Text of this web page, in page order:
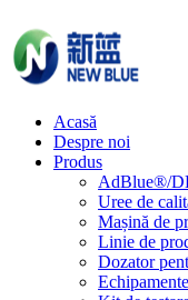
Acasă
Despre noi
Produs
AdBlue®/
Uree de
Mașină de
Linie de
Dozator